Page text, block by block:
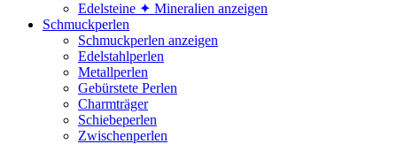
Edelsteine ✦ Mineralien anzeigen
Schmuckperlen
Schmuckperlen anzeigen
Edelstahlperlen
Metallperlen
Gebürstete Perlen
Charmträger
Schiebeperlen
Zwischenperlen